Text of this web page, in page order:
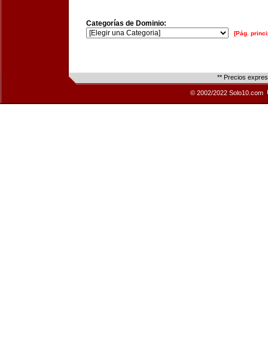
Categorías de Dominio:
[Pág.
** Precios
© 2002/2022 Solo10.com